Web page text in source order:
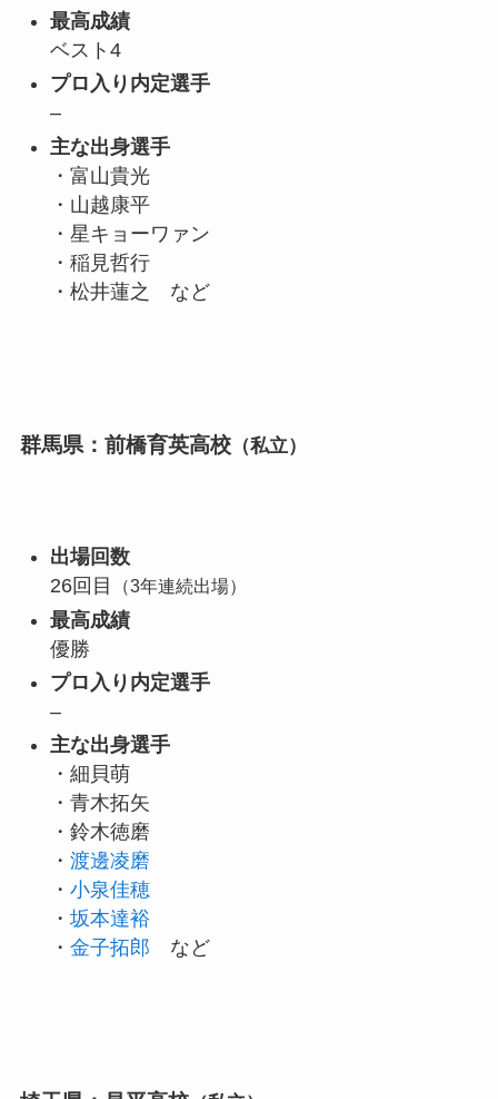
最高成績
ベスト4
プロ入り内定選手
–
主な出身選手
・富山貴光
・山越康平
・星キョーワァン
・稲見哲行
・松井蓮之 など
群馬県：前橋育英高校（私立）
出場回数
26回目
（3年連続出場）
最高成績
優勝
プロ入り内定選手
–
主な出身選手
・細貝萌
・青木拓矢
・鈴木徳磨
・ 渡邊凌磨
・ 小泉佳穂
・ 坂本達裕
・ 金子拓郎 など